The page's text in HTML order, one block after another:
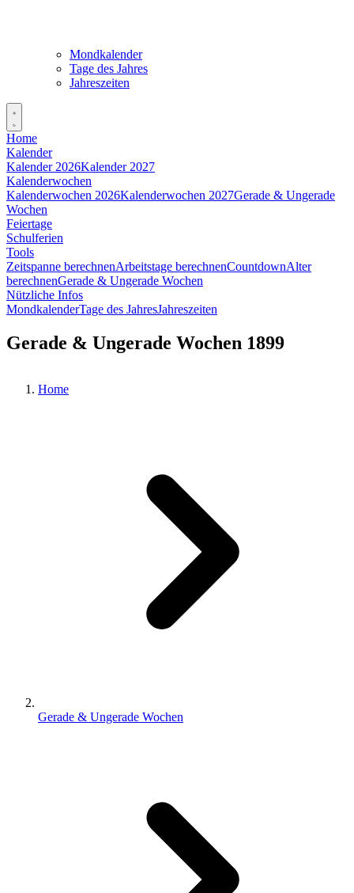
Mondkalender
Tage des Jahres
Jahreszeiten
Home
Kalender
Kalender 2026Kalender 2027
Kalenderwochen
Kalenderwochen 2026Kalenderwochen 2027Gerade & Ungerade
Wochen
Feiertage
Schulferien
Tools
Zeitspanne berechnenArbeitstage berechnenCountdownAlter
berechnenGerade & Ungerade Wochen
Nützliche Infos
MondkalenderTage des JahresJahreszeiten
Gerade & Ungerade Wochen 1899
Home
Gerade & Ungerade Wochen